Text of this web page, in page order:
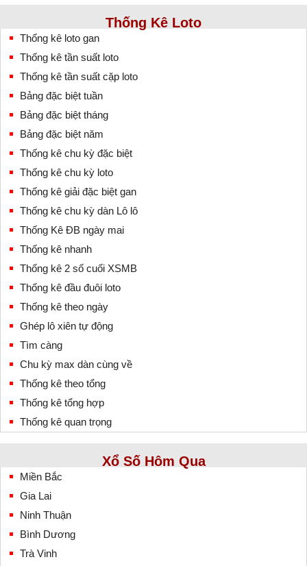
Thống Kê Loto
Thống kê loto gan
Thống kê tần suất loto
Thống kê tần suất cặp loto
Bảng đặc biệt tuần
Bảng đặc biệt tháng
Bảng đặc biệt năm
Thống kê chu kỳ đặc biệt
Thống kê chu kỳ loto
Thống kê giải đặc biệt gan
Thống kê chu kỳ dàn Lô lô
Thống Kê ĐB ngày mai
Thống kê nhanh
Thống kê 2 số cuối XSMB
Thống kê đầu đuôi loto
Thống kê theo ngày
Ghép lô xiên tự động
Tìm càng
Chu kỳ max dàn cùng về
Thống kê theo tổng
Thống kê tổng hợp
Thống kê quan trọng
Xổ Số Hôm Qua
Miền Bắc
Gia Lai
Ninh Thuận
Bình Dương
Trà Vinh